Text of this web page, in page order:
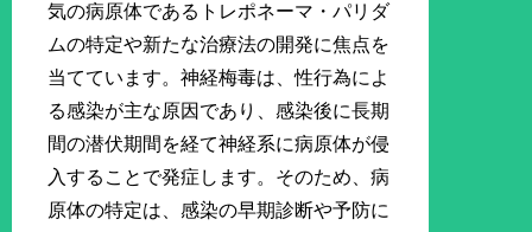
気の病原体であるトレポネーマ・パリダ
ムの特定や新たな治療法の開発に焦点を
当てています。神経梅毒は、性行為によ
る感染が主な原因であり、感染後に長期
間の潜伏期間を経て神経系に病原体が侵
入することで発症します。そのため、病
原体の特定は、感染の早期診断や予防に